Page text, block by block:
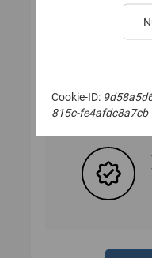
Cookie-ID:
815c-fe4afdc8a7cb